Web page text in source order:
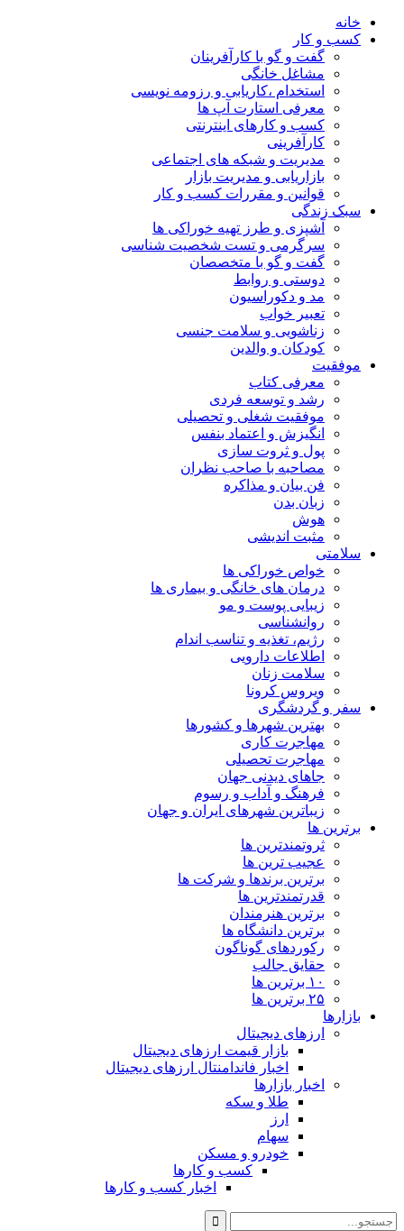
خانه
کسب و کار
گفت و گو با کارآفرینان
مشاغل خانگی
استخدام ،کاریابی و رزومه نویسی
معرفی استارت آپ ها
کسب و کارهای اینترنتی
کارآفرینی
مدیریت و شبکه های اجتماعی
بازاریابی و مدیریت بازار
قوانین و مقررات کسب و کار
سبک زندگی
آشپزی و طرز تهیه خوراکی ها
سرگرمی و تست شخصیت شناسی
گفت و گو با متخصصان
دوستی و روابط
مد و دکوراسیون
تعبیر خواب
زناشویی و سلامت جنسی
کودکان و والدین
موفقیت
معرفی کتاب
رشد و توسعه فردی
موفقیت شغلی و تحصیلی
انگیزش و اعتماد بنفس
پول و ثروت سازی
مصاحبه با صاحب نظران
فن بیان و مذاکره
زبان بدن
هوش
مثبت اندیشی
سلامتی
خواص خوراکی ها
درمان های خانگی و بیماری ها
زیبایی پوست و مو
روانشناسی
رژیم، تغذیه و تناسب اندام
اطلاعات دارویی
سلامت زنان
ویروس کرونا
سفر و گردشگری
بهترین شهرها و کشورها
مهاجرت کاری
مهاجرت تحصیلی
جاهای دیدنی جهان
فرهنگ و آداب و رسوم
زیباترین شهرهای ایران و جهان
برترین ها
ثروتمندترین ها
عجیب ترین ها
برترین برندها و شرکت ها
قدرتمندترین ها
برترین هنرمندان
برترین دانشگاه ها
رکوردهای گوناگون
حقایق جالب
۱۰ برترین ها
۲۵ برترین ها
بازارها
ارزهای دیجیتال
بازار قیمت ارزهای دیجیتال
اخبار فاندامنتال ارزهای دیجیتال
اخبار بازارها
طلا و سکه
ارز
سهام
خودرو و مسکن
کسب و کارها
اخبار کسب و کارها